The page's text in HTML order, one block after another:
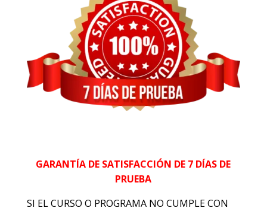
GARANTÍA DE SATISFACCIÓN DE 7 DÍAS DE
PRUEBA
SI EL CURSO O PROGRAMA NO CUMPLE CON